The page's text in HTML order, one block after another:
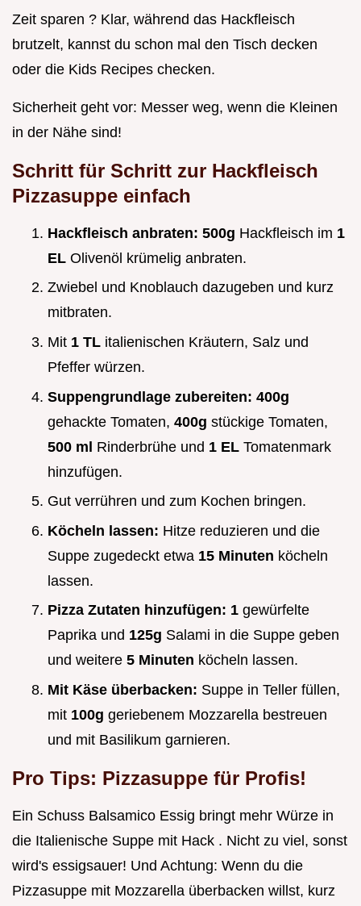
Zeit sparen ? Klar, während das Hackfleisch
brutzelt, kannst du schon mal den Tisch decken
oder die Kids Recipes checken.
Sicherheit geht vor: Messer weg, wenn die Kleinen
in der Nähe sind!
Schritt für Schritt zur Hackfleisch
Pizzasuppe einfach
Hackfleisch anbraten: 500g Hackfleisch im 1
EL Olivenöl krümelig anbraten.
Zwiebel und Knoblauch dazugeben und kurz
mitbraten.
Mit 1 TL italienischen Kräutern, Salz und
Pfeffer würzen.
Suppengrundlage zubereiten: 400g
gehackte Tomaten, 400g stückige Tomaten,
500 ml Rinderbrühe und 1 EL Tomatenmark
hinzufügen.
Gut verrühren und zum Kochen bringen.
Köcheln lassen: Hitze reduzieren und die
Suppe zugedeckt etwa 15 Minuten köcheln
lassen.
Pizza Zutaten hinzufügen: 1 gewürfelte
Paprika und 125g Salami in die Suppe geben
und weitere 5 Minuten köcheln lassen.
Mit Käse überbacken: Suppe in Teller füllen,
mit 100g geriebenem Mozzarella bestreuen
und mit Basilikum garnieren.
Pro Tips: Pizzasuppe für Profis!
Ein Schuss Balsamico Essig bringt mehr Würze in
die Italienische Suppe mit Hack . Nicht zu viel, sonst
wird's essigsauer! Und Achtung: Wenn du die
Pizzasuppe mit Mozzarella überbacken willst, kurz